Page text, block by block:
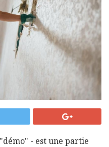
- est une partie